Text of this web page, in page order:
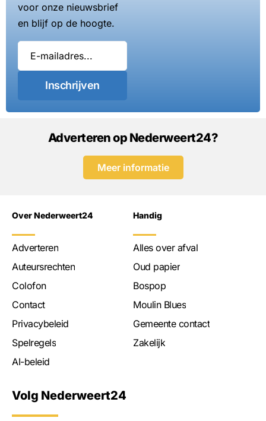
voor onze nieuwsbrief
en blijf op de hoogte.
Inschrijven
Adverteren op Nederweert24?
Meer informatie
Over Nederweert24
Adverteren
Auteursrechten
Colofon
Contact
Privacybeleid
Spelregels
AI-beleid
Handig
Alles over afval
Oud papier
Bospop
Moulin Blues
Gemeente contact
Zakelijk
Volg Nederweert24